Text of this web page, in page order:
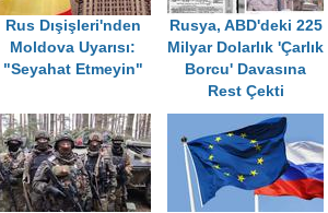
Rus Dışişleri'nden
Moldova Uyarısı:
"Seyahat Etmeyin"
Rusya, ABD'deki 225
Milyar Dolarlık 'Çarlık
Borcu' Davasına
Rest Çekti